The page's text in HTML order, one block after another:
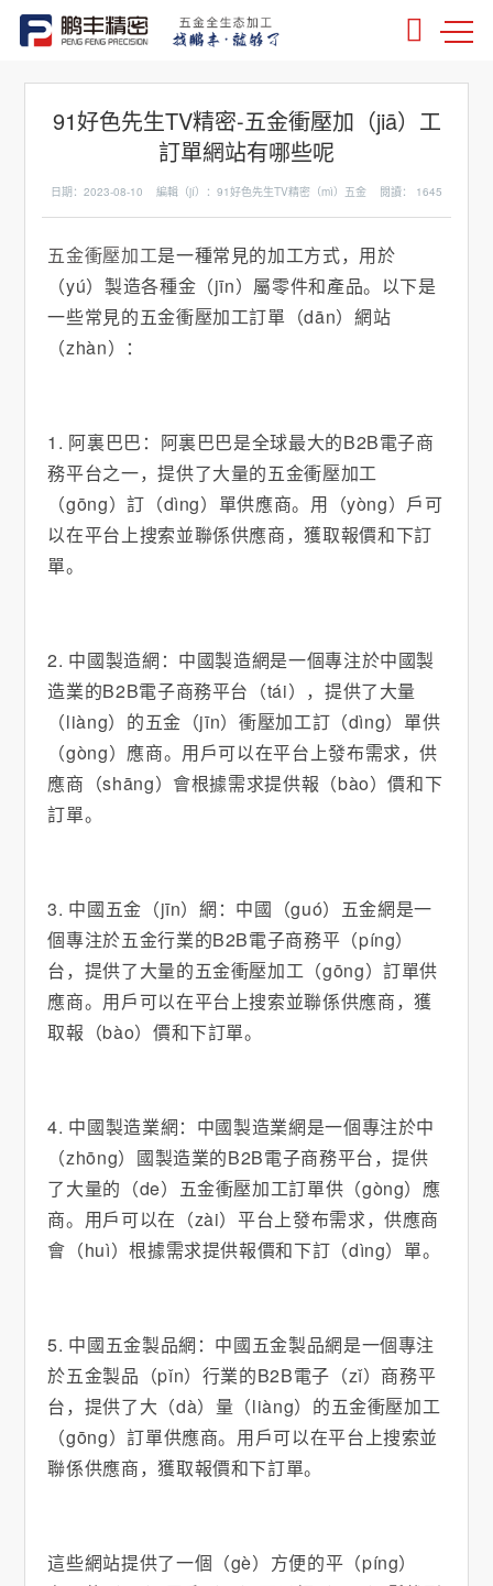
91好色先生TV精密-五金衝壓加（jiā）工
訂單網站有哪些呢
日期：2023-08-10 編輯（jí）：91好色先生TV精密（mì）五金 閱讀： 1645
五金衝壓加工是一種常見的加工方式，用於
（yú）製造各種金（jīn）屬零件和產品。以下是
一些常見的五金衝壓加工訂單（dān）網站
（zhàn）：
1. 阿裏巴巴：阿裏巴巴是全球最大的B2B電子商
務平台之一，提供了大量的五金衝壓加工
（gōng）訂（dìng）單供應商。用（yòng）戶可
以在平台上搜索並聯係供應商，獲取報價和下訂
單。
2. 中國製造網：中國製造網是一個專注於中國製
造業的B2B電子商務平台（tái），提供了大量
（liàng）的五金（jīn）衝壓加工訂（dìng）單供
（gòng）應商。用戶可以在平台上發布需求，供
應商（shāng）會根據需求提供報（bào）價和下
訂單。
3. 中國五金（jīn）網：中國（guó）五金網是一
個專注於五金行業的B2B電子商務平（píng）
台，提供了大量的五金衝壓加工（gōng）訂單供
應商。用戶可以在平台上搜索並聯係供應商，獲
取報（bào）價和下訂單。
4. 中國製造業網：中國製造業網是一個專注於中
（zhōng）國製造業的B2B電子商務平台，提供
了大量的（de）五金衝壓加工訂單供（gòng）應
商。用戶可以在（zài）平台上發布需求，供應商
會（huì）根據需求提供報價和下訂（dìng）單。
5. 中國五金製品網：中國五金製品網是一個專注
於五金製品（pǐn）行業的B2B電子（zǐ）商務平
台，提供了大（dà）量（liàng）的五金衝壓加工
（gōng）訂單供應商。用戶可以在平台上搜索並
聯係供應商，獲取報價和下訂單。
這些網站提供了一個（gè）方便的平（píng）